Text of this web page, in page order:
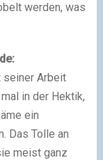
werden, was
seiner Arbeit
in der Hektik,
ein
Das Tolle an
meist ganz